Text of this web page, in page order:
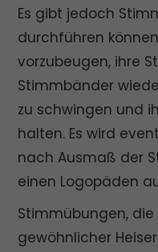
Es gibt jedoch
durchführen
vorzubeugen, ihre
Stimmbänder
zu schwingen und
halten. Es wird
nach Ausmaß der
einen Logopäden
Stimmübungen, die
gewöhnlicher